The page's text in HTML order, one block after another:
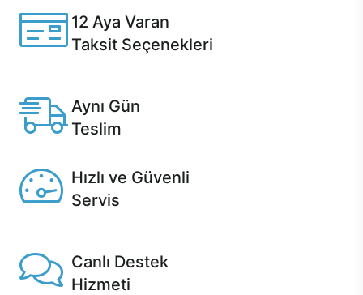
12 Aya Varan
Taksit Seçenekleri
Aynı Gün
Teslim
Hızlı ve Güvenli
Servis
Canlı Destek
Hizmeti